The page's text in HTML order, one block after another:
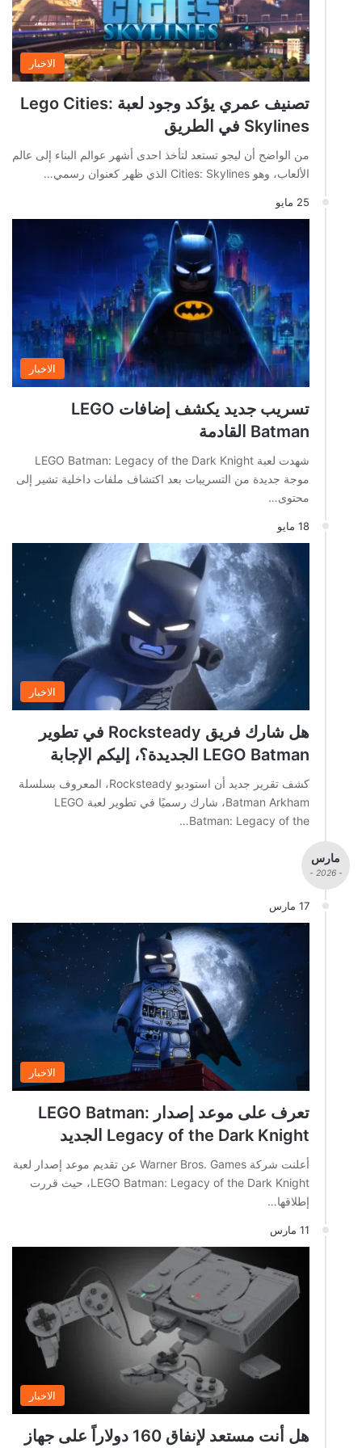
الاخبار
تصنيف عمري يؤكد وجود لعبة Lego Cities:
Skylines في الطريق
من الواضح أن ليجو تستعد لتأخذ احدى أشهر عوالم البناء إلى عالم
الألعاب، وهو Cities: Skylines الذي ظهر كعنوان رسمي…
25 مايو
الاخبار
تسريب جديد يكشف إضافات LEGO
Batman القادمة
شهدت لعبة LEGO Batman: Legacy of the Dark Knight
موجة جديدة من التسريبات بعد اكتشاف ملفات داخلية تشير إلى
محتوى…
18 مايو
الاخبار
هل شارك فريق Rocksteady في تطوير
LEGO Batman الجديدة؟، إليكم الإجابة
كشف تقرير جديد أن استوديو Rocksteady، المعروف بسلسلة
Batman Arkham، شارك رسميًا في تطوير لعبة LEGO
Batman: Legacy of the…
مارس
- 2026 -
17 مارس
الاخبار
تعرف على موعد إصدار LEGO Batman:
Legacy of the Dark Knight الجديد
أعلنت شركة Warner Bros. Games عن تقديم موعد إصدار لعبة
LEGO Batman: Legacy of the Dark Knight، حيث قررت
إطلاقها…
11 مارس
الاخبار
هل أنت مستعد لإنفاق 160 دولاراً على جهاز